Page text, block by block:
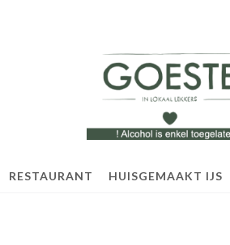
RESTAURANT HUISGEMAAKT IJS